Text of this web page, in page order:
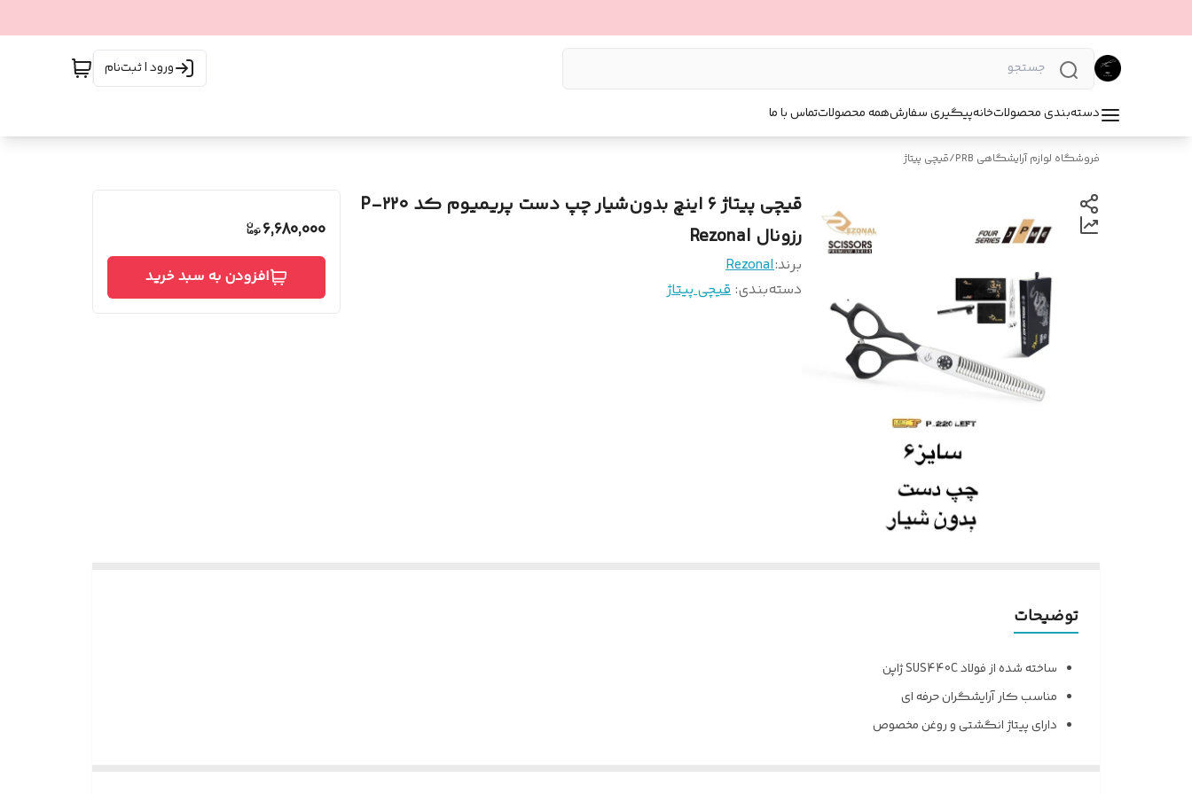
ورود | ثبت‌نام
دسته‌بندی محصولاتخانهپیگیری سفارشهمه محصولاتتماس با ما
فروشگاه لوازم آرایشگاهی PRB /قیچی پیتاژ
قیچی پیتاژ ۶ اینچ بدون‌شیار چپ دست پریمیوم کد P-۲۲۰
رزونال Rezonal
برند:Rezonal
دسته‌بندی: قیچی پیتاژ
6,680,000
افزودن به سبد خرید
توضیحات
ساخته شده از فولاد SUS440C ژاپن
مناسب کار آرایشگران حرفه ای
دارای پیتاژ انگشتی و روغن مخصوص